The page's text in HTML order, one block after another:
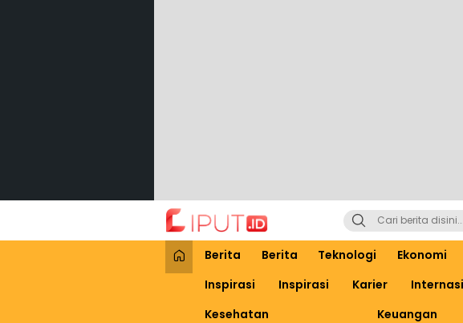
Liput
Liputan Digital
Berita Berita Teknologi Ekonomi
Inspirasi
Inspirasi Karier
Kesehatan
Keuangan